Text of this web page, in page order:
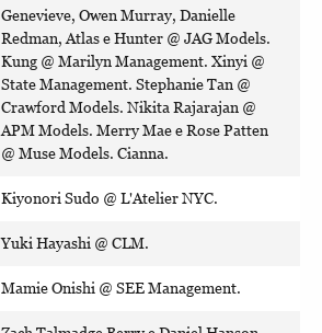
Genevieve, Owen Murray, Danielle
Redman, Atlas e Hunter @ JAG Models.
Kung @ Marilyn Management. Xinyi @
State Management. Stephanie Tan @
Crawford Models. Nikita Rajarajan @
APM Models. Merry Mae e Rose Patten
@ Muse Models. Cianna.
Kiyonori Sudo @ L'Atelier NYC.
Yuki Hayashi @ CLM.
Mamie Onishi @ SEE Management.